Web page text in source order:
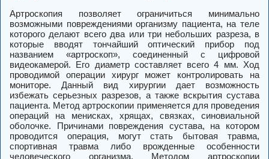
Артроскопия позволяет ограничиться минимально
возможными повреждениями организму пациента, на теле
которого делают всего два или три небольших разреза, в
которые вводят тончайший оптический прибор под
названием «артроскоп», соединенный с цифровой
видеокамерой. Его диаметр составляет всего 4 мм. Ход
проводимой операции хирург может контролировать на
мониторе. Данный вид хирургии дает возможность
избежать серьезных разрезов, а также вскрытия сустава
пациента. Методартроскопии применяется для проведения
операций на менисках, хрящах, связках, синовиальной
оболочке. Причинами повреждения сустава, на котором
проводится операция, могут стать бытовая травма,
спортивная травма либо врожденные особенности
человеческого организма. Методом артроскопии